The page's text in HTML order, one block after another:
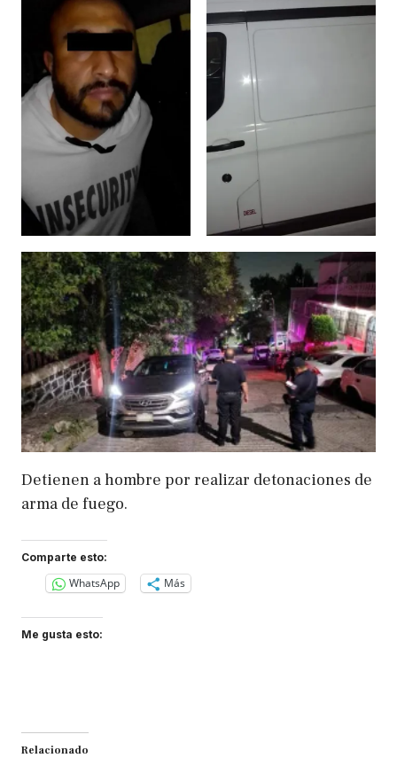
Detienen a hombre por realizar detonaciones de
arma de fuego.
Comparte esto:
WhatsApp Más
Me gusta esto:
Relacionado